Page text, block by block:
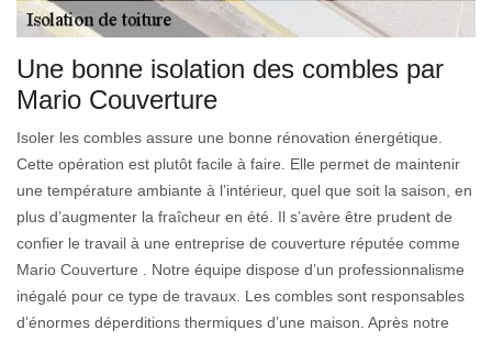
Une bonne isolation des combles par
Mario Couverture
Isoler les combles assure une bonne rénovation énergétique.
Cette opération est plutôt facile à faire. Elle permet de maintenir
une température ambiante à l’intérieur, quel que soit la saison, en
plus d’augmenter la fraîcheur en été. Il s’avère être prudent de
confier le travail à une entreprise de couverture réputée comme
Mario Couverture . Notre équipe dispose d’un professionnalisme
inégalé pour ce type de travaux. Les combles sont responsables
d’énormes déperditions thermiques d’une maison. Après notre